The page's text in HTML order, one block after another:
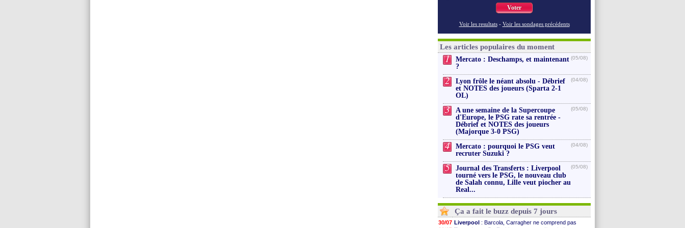
Voter
Voir les resultats - Voir les sondages précédents
Les articles populaires du moment
1
Mercato : Deschamps, et maintenant
?
(05/08)
2
Lyon frôle le néant absolu - Débrief
et NOTES des joueurs (Sparta 2-1
OL)
(04/08)
3
A une semaine de la Supercoupe
d'Europe, le PSG rate sa rentrée -
Débrief et NOTES des joueurs
(Majorque 3-0 PSG)
(05/08)
4
Mercato : pourquoi le PSG veut
recruter Suzuki ?
(04/08)
5
Journal des Transferts : Liverpool
tourné vers le PSG, le nouveau club
de Salah connu, Lille veut piocher au
Real...
(05/08)
Ça a fait le buzz depuis 7 jours
30/07 Liverpool : Barcola, Carragher ne comprend pas